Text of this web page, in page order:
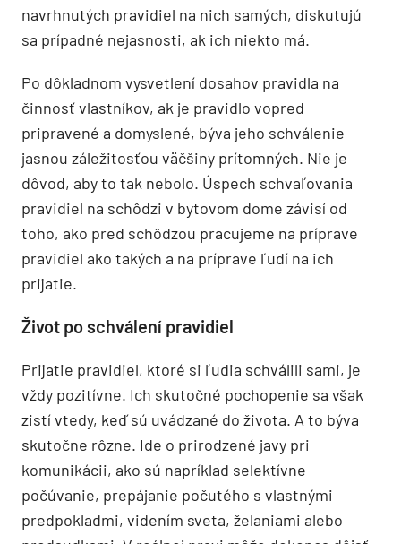
navrhnutých pravidiel na nich samých, diskutujú
sa prípadné nejasnosti, ak ich niekto má.
Po dôkladnom vysvetlení dosahov pravidla na
činnosť vlastníkov, ak je pravidlo vopred
pripravené a domyslené, býva jeho schválenie
jasnou záležitosťou väčšiny prítomných. Nie je
dôvod, aby to tak nebolo. Úspech schvaľovania
pravidiel na schôdzi v bytovom dome závisí od
toho, ako pred schôdzou pracujeme na príprave
pravidiel ako takých a na príprave ľudí na ich
prijatie.
Život po schválení pravidiel
Prijatie pravidiel, ktoré si ľudia schválili sami, je
vždy pozitívne. Ich skutočné pochopenie sa však
zistí vtedy, keď sú uvádzané do života. A to býva
skutočne rôzne. Ide o prirodzené javy pri
komunikácii, ako sú napríklad selektívne
počúvanie, prepájanie počutého s vlastnými
predpokladmi, videním sveta, želaniami alebo